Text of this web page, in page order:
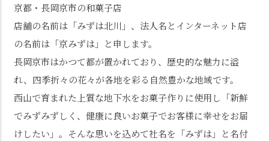
京都・長岡京市の和菓子店
店舗の名前は「みずは北川」、法人名とインターネット店
の名前は「京みずは」と申します。
長岡京市はかつて都が置かれており、歴史的な魅力に溢
れ、四季折々の花々が各地を彩る自然豊かな地域です。
西山で育まれた上質な地下水をお菓子作りに使用し「新鮮
でみずみずしく、健康に良いお菓子でお客様に幸せをお届
けしたい」。そんな思いを込めて社名を「みずは」と名付